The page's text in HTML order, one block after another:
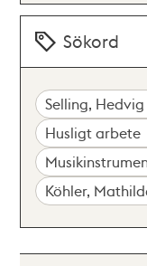
Sökord
Selling, Hedvig
Husligt arbete
Köhler,